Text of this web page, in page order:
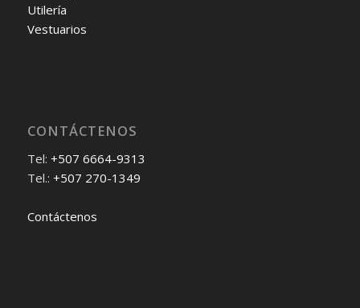
Utilería
Vestuarios
CONTÁCTENOS
Tel: +507 6664-9313
Tel.: +507 270-1349
Contáctenos